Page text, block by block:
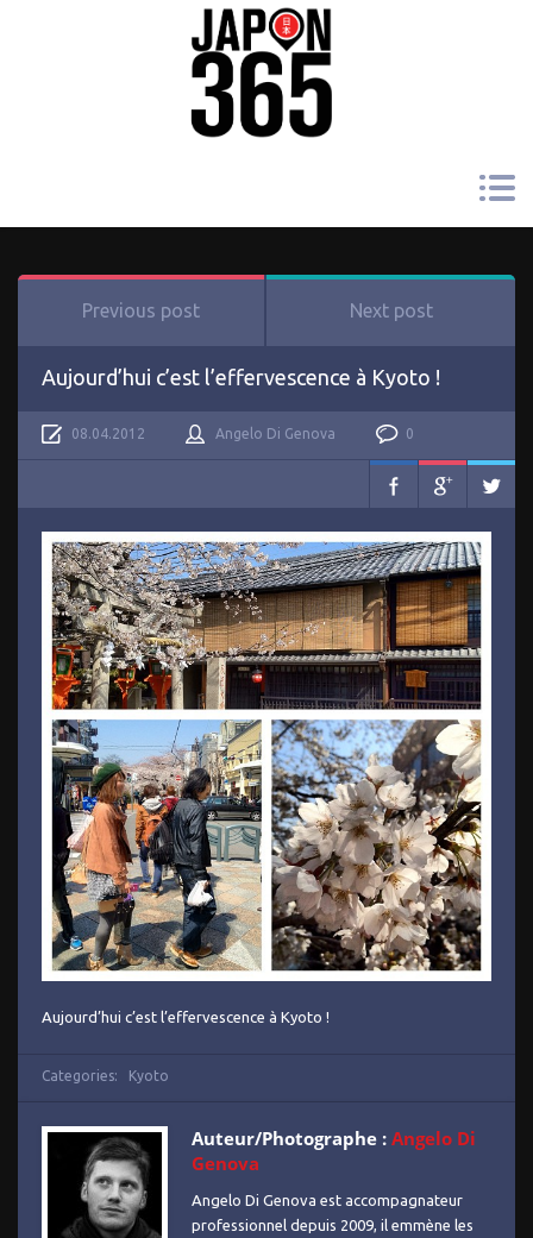
Previous post Next post
Aujourd’hui c’est l’effervescence à Kyoto !
08.04.2012 Angelo Di Genova 0
Aujourd’hui c’est l’effervescence à Kyoto !
Categories: Kyoto
Auteur/Photographe : Angelo Di
Genova
Angelo Di Genova est accompagnateur
professionnel depuis 2009, il emmène les